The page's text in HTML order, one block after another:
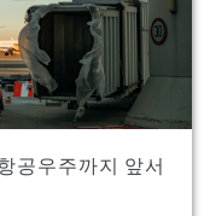
공우주까지 앞서